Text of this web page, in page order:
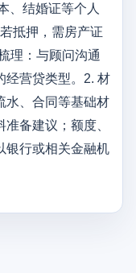
、结婚证等个人
抵押，需房产证
理：与顾问沟通
经营贷类型。2. 材
水、合同等基础材
备建议；额度、
银行或相关金融机